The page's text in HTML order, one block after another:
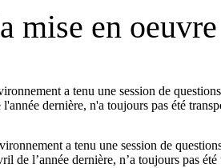
mise en
a tenu une session de
dernière, n'a toujours pas été
a tenu une session de
de l’année dernière, n’a toujours pas